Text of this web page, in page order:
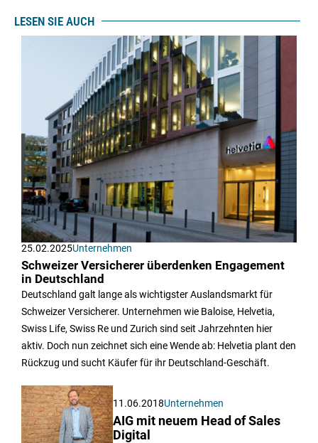
LESEN SIE AUCH
25.02.2025Unternehmen
Schweizer Versicherer überdenken Engagement
in Deutschland
Deutschland galt lange als wichtigster Auslandsmarkt für
Schweizer Versicherer. Unternehmen wie Baloise, Helvetia,
Swiss Life, Swiss Re und Zurich sind seit Jahrzehnten hier
aktiv. Doch nun zeichnet sich eine Wende ab: Helvetia plant den
Rückzug und sucht Käufer für ihr Deutschland-Geschäft.
11.06.2018Unternehmen
AIG mit neuem Head of Sales
Digital